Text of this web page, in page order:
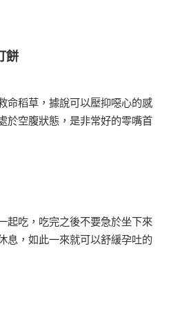
餅
命稻草，據說可以壓抑噁心的感
於空腹狀態，是非常好的零嘴首
起吃，吃完之後不要急於坐下來
息，如此一來就可以舒緩孕吐的